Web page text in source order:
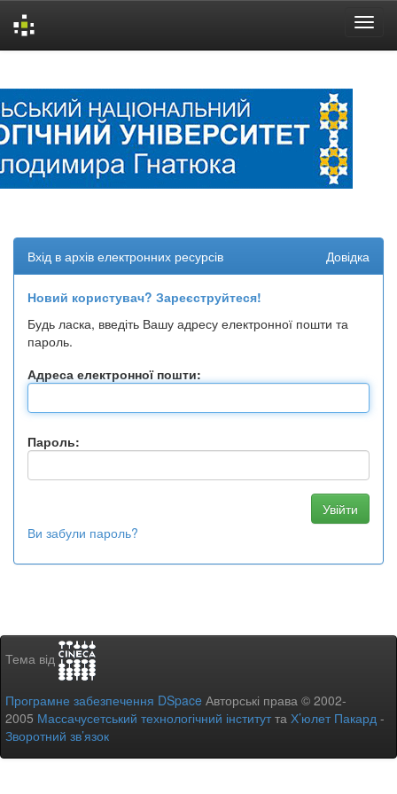
Вхід в архів електронних ресурсів Довідка
Новий користувач? Зареєструйтеся!
Будь ласка, введіть Вашу адресу електронної пошти та
пароль.
Адреса електронної пошти:
Пароль:
Ви забули пароль?
Тема від
Програмне забезпечення DSpace Авторські права © 2002-
2005 Массачусетський технологічний інститутта Х’юлет Пакард -
Зворотний зв’язок